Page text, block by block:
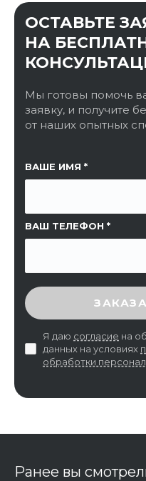
ОСТАВЬТЕ
НА
Мы готовы помочь
заявку, и получите
от наших опытных
ВАШЕ ИМЯ
ВАШ ТЕЛЕФОН
ССЫЛКА НА СТРАНИЦУ
ВВЕДИТЕ
Я даю согласие на
данных на условиях
обработки
Ранее вы